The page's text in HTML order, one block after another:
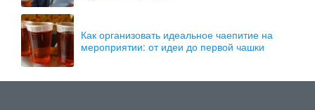
Как организовать идеальное чаепитие на
мероприятии: от идеи до первой чашки